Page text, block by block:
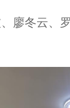
廖冬云、